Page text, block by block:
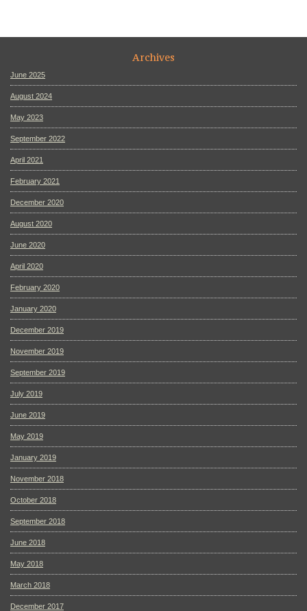
Archives
June 2025
August 2024
May 2023
September 2022
April 2021
February 2021
December 2020
August 2020
June 2020
April 2020
February 2020
January 2020
December 2019
November 2019
September 2019
July 2019
June 2019
May 2019
January 2019
November 2018
October 2018
September 2018
June 2018
May 2018
March 2018
December 2017